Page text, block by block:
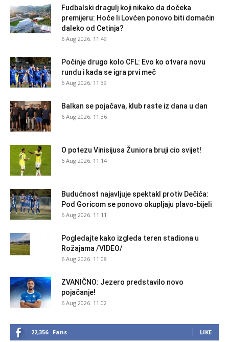
Fudbalski dragulj koji nikako da dočeka
premijeru: Hoće li Lovćen ponovo biti domaćin
daleko od Cetinja?
6 Aug 2026. 11:49
Počinje drugo kolo CFL: Evo ko otvara novu
rundu i kada se igra prvi meč
6 Aug 2026. 11:39
Balkan se pojačava, klub raste iz dana u dan
6 Aug 2026. 11:36
O potezu Vinisijusa Žuniora bruji cio svijet!
6 Aug 2026. 11:14
Budućnost najavljuje spektakl protiv Dečića:
Pod Goricom se ponovo okupljaju plavo-bijeli
6 Aug 2026. 11:11
Pogledajte kako izgleda teren stadiona u
Rožajama /VIDEO/
6 Aug 2026. 11:08
ZVANIČNO: Jezero predstavilo novo
pojačanje!
6 Aug 2026. 11:02
22,356 Fans LIKE